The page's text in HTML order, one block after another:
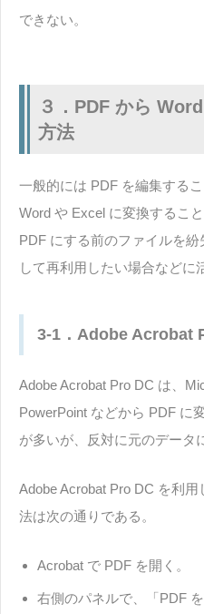
できない。
３．PDF から
方法
一般的には PDF を編集する
Word や Excel に変換すること
PDF にする前のファイルを
して再利用したい場合などに
3-1．Adobe Acrobat
Adobe Acrobat Pro DC は、
PowerPoint などから PDF に
が多いが、反対に元のデータ
Adobe Acrobat Pro DC を利
法は次の通りである。
Acrobat で PDF を開く。
右側のパネルで、「PDF